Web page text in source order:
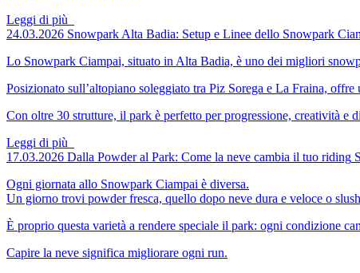
Leggi di più
24.03.2026 Snowpark Alta Badia: Setup e Linee dello Snowpark
Lo Snowpark Ciampai, situato in Alta Badia, è uno dei migliori
Posizionato sull’altopiano soleggiato tra Piz Sorega e La Fraina,
Con oltre 30 strutture, il park è perfetto per progressione, creatività e
Leggi di più
17.03.2026 Dalla Powder al Park: Come la neve cambia il tuo riding
Ogni giornata allo Snowpark Ciampai è diversa.
Un giorno trovi powder fresca, quello dopo neve dura e veloce o
È proprio questa varietà a rendere speciale il park: ogni condizione
Capire la neve significa migliorare ogni run.